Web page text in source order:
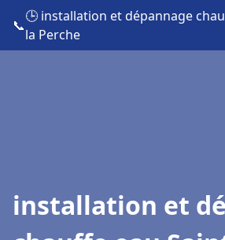
📞
🕒 installation et dépannage
la Perche
installation et